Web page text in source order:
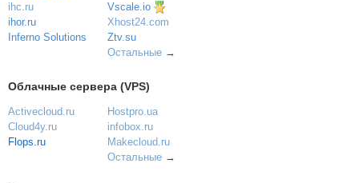
ihc.ru
ihor.ru
Inferno Solutions
Vscale.io
Xhost24.com
Ztv.su
Остальные→
Облачные сервера (VPS)
Activecloud.ru
Cloud4y.ru
Flops.ru
Hostpro.ua
infobox.ru
Makecloud.ru
Остальные→